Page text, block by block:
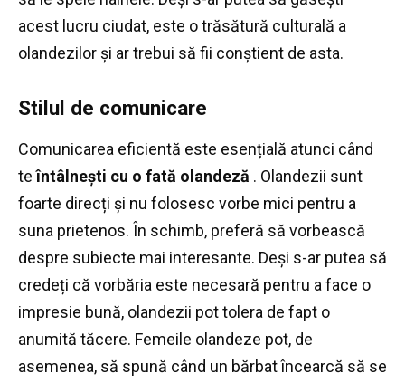
acest lucru ciudat, este o trăsătură culturală a
olandezilor și ar trebui să fii conștient de asta.
Stilul de comunicare
Comunicarea eficientă este esențială atunci când
teîntâlnești cu o fată olandeză . Olandezii sunt
foarte direcți și nu folosesc vorbe mici pentru a
suna prietenos. În schimb, preferă să vorbească
despre subiecte mai interesante. Deși s-ar putea să
credeți că vorbăria este necesară pentru a face o
impresie bună, olandezii pot tolera de fapt o
anumită tăcere. Femeile olandeze pot, de
asemenea, să spună când un bărbat încearcă să se